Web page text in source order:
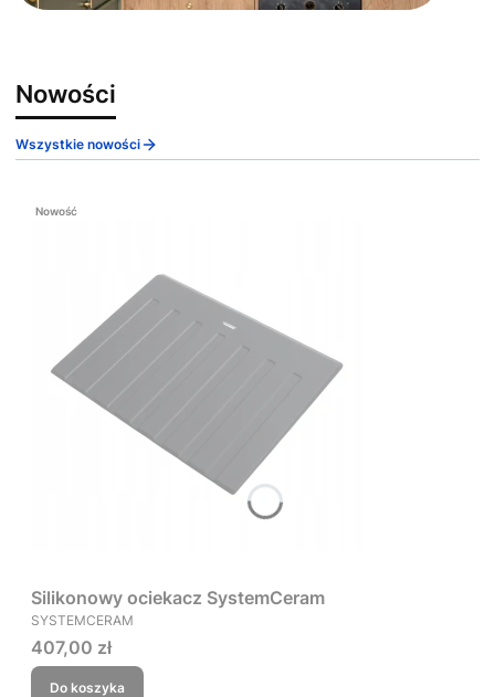
Nowości
Wszystkie nowości
Nowość
Silikonowy ociekacz SystemCeram
PRODUCENT
SYSTEMCERAM
Cena
407,00 zł
Do koszyka